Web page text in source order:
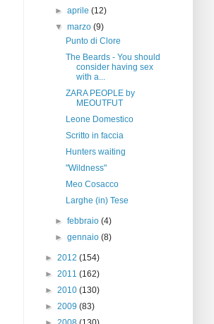
►aprile(12)
▼marzo(9)
Punto di Clore
The Beards - You should
consider having sex
with a...
ZARA PEOPLE by
MEOUTFUT
Leone Domestico
Scritto in faccia
Hunters waiting
"Wildness"
Meo Cosacco
Larghe (in) Tese
►febbraio(4)
►gennaio(8)
► 2012 (154)
► 2011 (162)
► 2010 (130)
► 2009 (83)